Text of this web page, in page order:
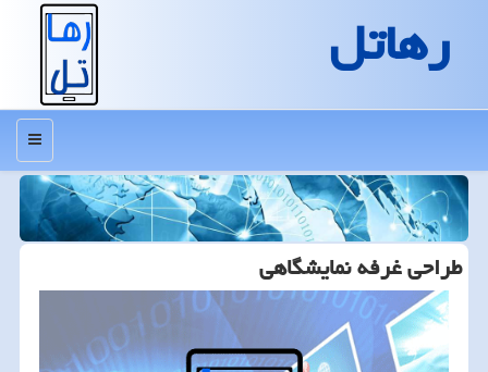
رهاتل
منو
طراحی غرفه نمایشگاهی